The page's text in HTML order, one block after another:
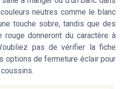
neutres comme le blanc
touche sobre, tandis que des
donneront du caractère à
pas de vérifier la fiche
options de fermeture éclair pour